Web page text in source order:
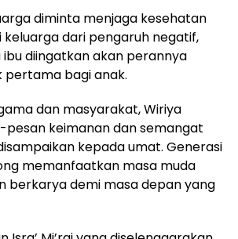
diminta menjaga kesehatan
dari pengaruh negatif,
diingatkan akan perannya
pertama bagi anak.
dan masyarakat, Wiriya
keimanan dan semangat
kepada umat. Generasi
memanfaatkan masa muda
berkarya demi masa depan yang